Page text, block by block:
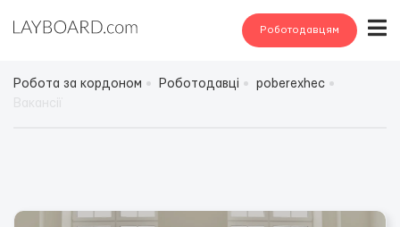
Роботодавцям
Робота за кордоном Роботодавці
poberexhec